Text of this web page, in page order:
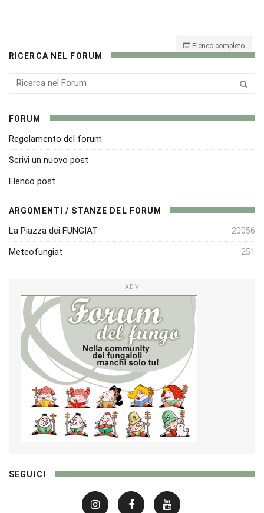
Elenco completo
RICERCA NEL FORUM
FORUM
Regolamento del forum
Scrivi un nuovo post
Elenco post
ARGOMENTI / STANZE DEL FORUM
La Piazza dei FUNGIAT 20056
Meteofungiat 251
ADV
SEGUICI